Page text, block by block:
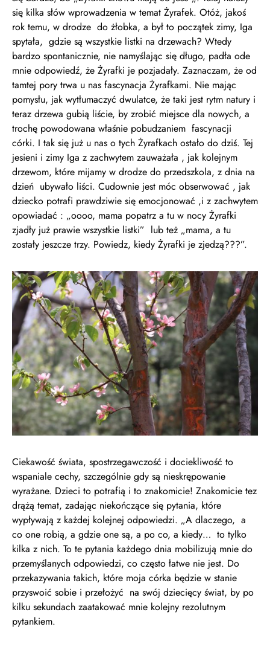
się kilka słów wprowadzenia w temat Żyrafek. Otóż, jakoś
rok temu, w drodze do żłobka, a był to początek zimy, Iga
spytała, gdzie są wszystkie listki na drzewach? Wtedy
bardzo spontanicznie, nie namyślając się długo, padła ode
mnie odpowiedź, że Żyrafki je pozjadały. Zaznaczam, że od
tamtej pory trwa u nas fascynacja Żyrafkami. Nie mając
pomysłu, jak wytłumaczyć dwulatce, że taki jest rytm natury i
teraz drzewa gubią liście, by zrobić miejsce dla nowych, a
trochę powodowana właśnie pobudzaniem fascynacji
córki. I tak się już u nas o tych Żyrafkach ostało do dziś. Tej
jesieni i zimy Iga z zachwytem zauważała , jak kolejnym
drzewom, które mijamy w drodze do przedszkola, z dnia na
dzień ubywało liści. Cudownie jest móc obserwować , jak
dziecko potrafi prawdziwie się emocjonować ,i z zachwytem
opowiadać : „oooo, mama popatrz a tu w nocy Żyrafki
zjadły już prawie wszystkie listki” lub też „mama, a tu
zostały jeszcze trzy. Powiedz, kiedy Żyrafki je zjedzą???”.
Ciekawość świata, spostrzegawczość i dociekliwość to
wspaniale cechy, szczególnie gdy są nieskrępowanie
wyrażane. Dzieci to potrafią i to znakomicie! Znakomicie tez
drążą temat, zadając niekończące się pytania, które
wypływają z każdej kolejnej odpowiedzi. „A dlaczego, a
co one robią, a gdzie one są, a po co, a kiedy… to tylko
kilka z nich. To te pytania każdego dnia mobilizują mnie do
przemyślanych odpowiedzi, co często łatwe nie jest. Do
przekazywania takich, które moja córka będzie w stanie
przyswoić sobie i przełożyć na swój dziecięcy świat, by po
kilku sekundach zaatakować mnie kolejny rezolutnym
pytankiem.